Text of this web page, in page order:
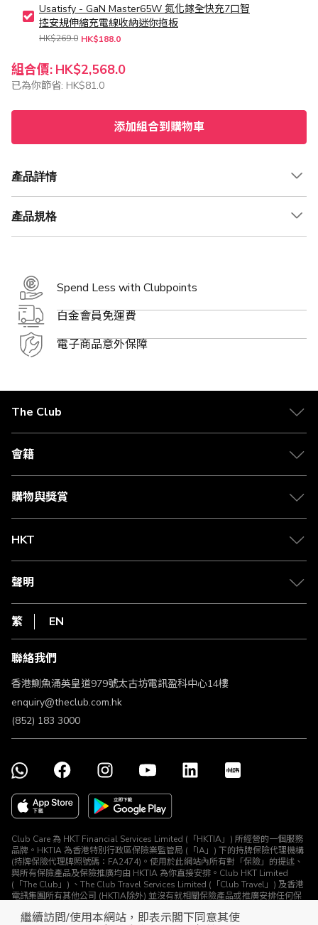
繼續訪問/使用本網站，即表示閣下同意其使
組合價: HK$2,568.0
已為你節省: HK$81.0
添加組合到購物車
Usatisfy - GaN Master65W 氮化鎵全快充7口智
控安規伸縮充電線收納迷你拖板
HK$269.0 HK$188.0
產品詳情
產品規格
Spend Less with Clubpoints
白金會員免運費
電子商品意外保障
The Club
關於 The Club
合作夥伴
媒體中心
會籍
會籍及專屬禮遇
賺取積分
購物與獎賞
物流與配送
Club Shopping 商品領取站
常見問題
HKT
csl.
1010
HKT
聲明
私隱聲明
使用條款
條款及細則
不歧視及不騷擾聲明
認可牌照及通告
繁 EN
聯絡我們
香港鰂魚涌英皇道979號太古坊電訊盈科中心14樓
enquiry@theclub.com.hk
(852) 183 3000
Club Care 為 HKT Financial Services Limited (「HKTIA」) 所經營的一個服務
品牌。HKTIA 為香港特別行政區保險業監管局 (「IA」) 下的持牌保險代理機構
(持牌保險代理牌照號碼：FA2474)。使用於此網站內所有對「保險」的提述、
與所有保險產品及保險推廣均由 HKTIA 為你直接安排。Club HKT Limited
(「The Club」) 、The Club Travel Services Limited (「Club Travel」) 及香港
電訊集團所有其他公司 (HKTIA除外) 並沒有就相關保險產品或推廣安排任何保